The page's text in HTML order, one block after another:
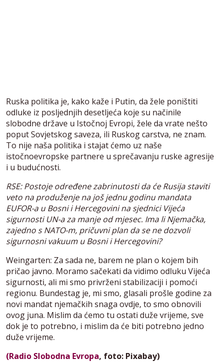
Ruska politika je, kako kaže i Putin, da žele poništiti
odluke iz posljednjih desetljeća koje su načinile
slobodne države u Istočnoj Evropi, žele da vrate nešto
poput Sovjetskog saveza, ili Ruskog carstva, ne znam.
To nije naša politika i stajat ćemo uz naše
istočnoevropske partnere u sprečavanju ruske agresije
i u budućnosti.
RSE: Postoje određene zabrinutosti da će Rusija staviti
veto na produženje na još jednu godinu mandata
EUFOR-a u Bosni i Hercegovini na sjednici Vijeća
sigurnosti UN-a za manje od mjesec. Ima li Njemačka,
zajedno s NATO-m, pričuvni plan da se ne dozvoli
sigurnosni vakuum u Bosni i Hercegovini?
Weingarten: Za sada ne, barem ne plan o kojem bih
pričao javno. Moramo sačekati da vidimo odluku Vijeća
sigurnosti, ali mi smo privrženi stabilizaciji i pomoći
regionu. Bundestag je, mi smo, glasali prošle godine za
novi mandat njemačkih snaga ovdje, to smo obnovili
ovog juna. Mislim da ćemo tu ostati duže vrijeme, sve
dok je to potrebno, i mislim da će biti potrebno jedno
duže vrijeme.
(Radio Slobodna Evropa, foto: Pixabay)